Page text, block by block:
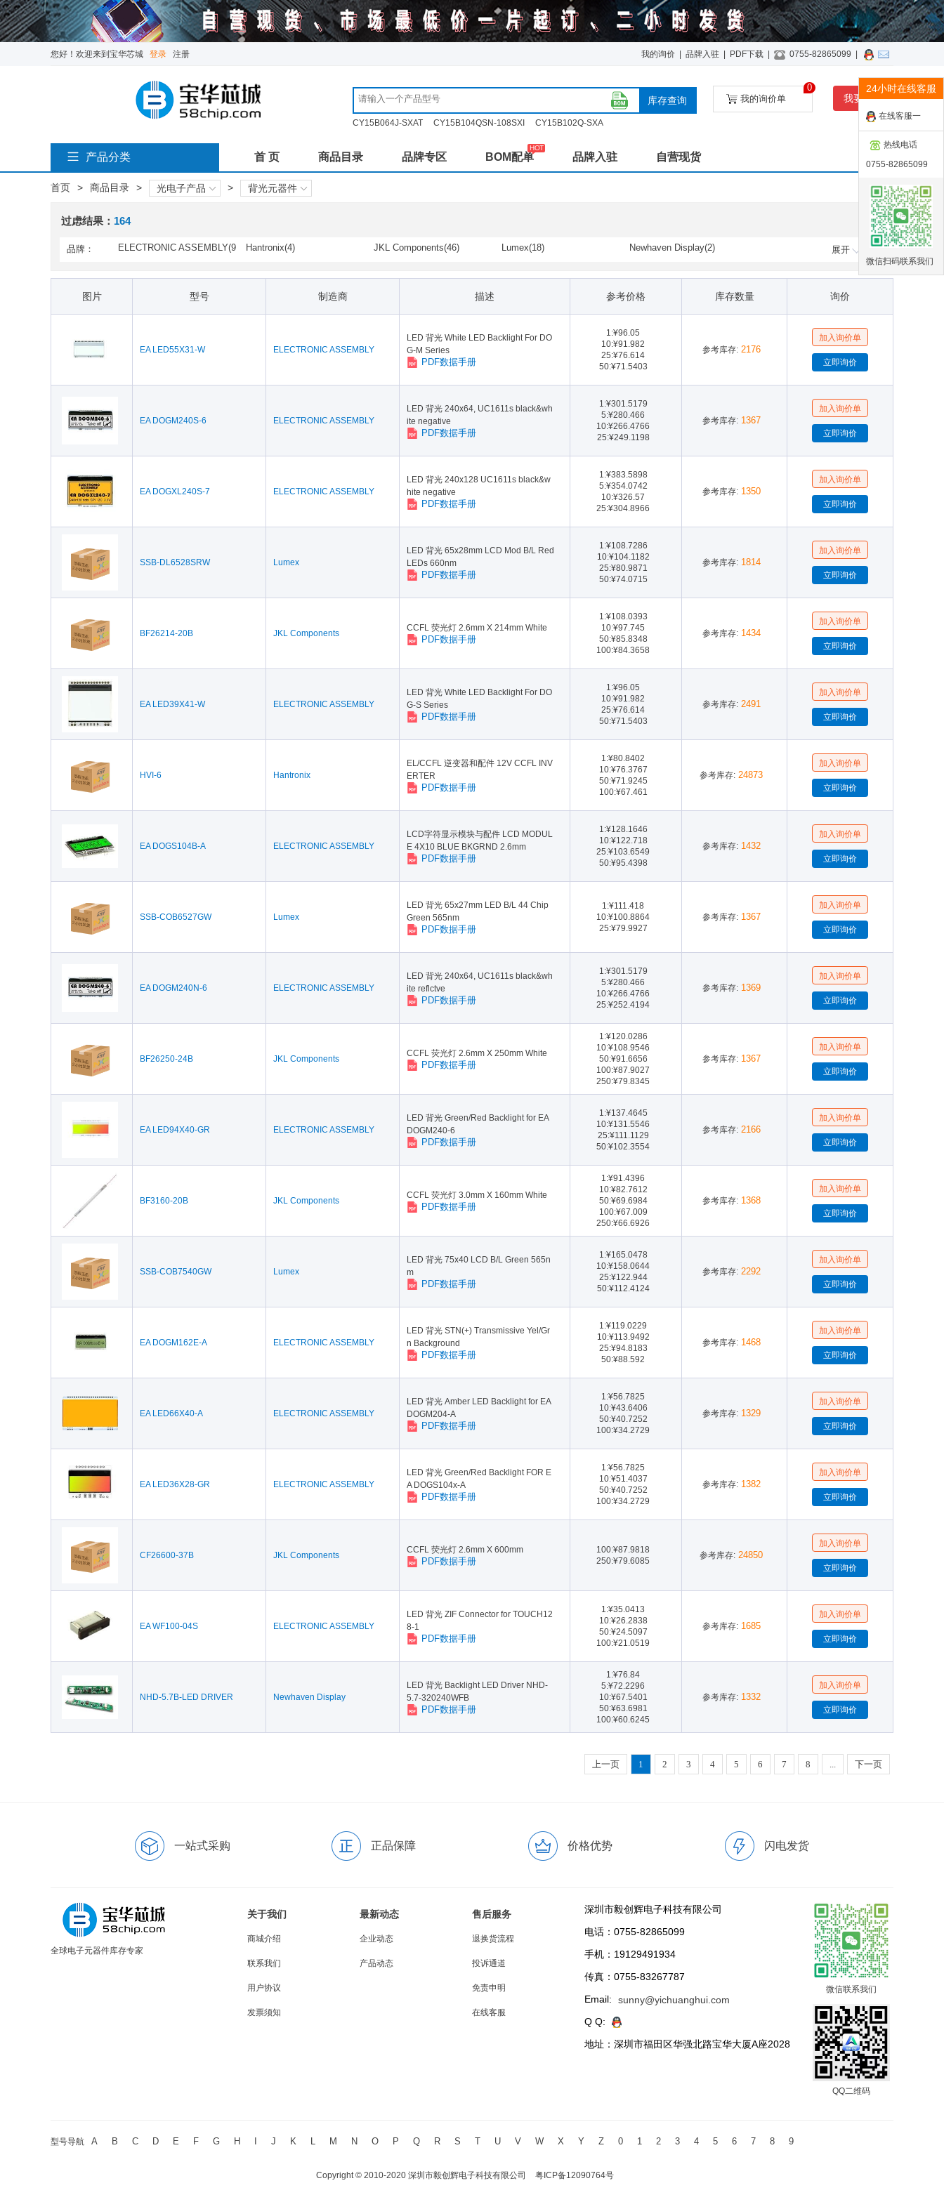
您好！欢迎来到宝华芯城 登录 注册 我的询价 品牌入驻 PDF下载 0755-82865099
库存查询
CY15B064J-SXAT CY15B104QSN-108SXI CY15B102Q-SXA
我的询价单
0
我要询价
产品分类 首 页 商品目录 品牌专区 BOM配单 品牌入驻 自营现货
首页 > 商品目录 > 光电子产品 > 背光元器件
过虑结果： 164
品牌：
ELECTRONIC ASSEMBLY(9
Hantronix(4) JKL Components(46) Lumex(18)
Newhaven Display(2)
展开
图片 型号 制造商 描述 参考价格 库存数量 询价
EA LED55X31-W ELECTRONIC ASSEMBLY
LED 背光 White LED Backlight For DO
G-M Series
PDF数据手册
1:¥96.05
10:¥91.982
25:¥76.614
50:¥71.5403
参考库存: 2176
EA DOGM240S-6 ELECTRONIC ASSEMBLY
LED 背光 240x64, UC1611s black&wh
ite negative
PDF数据手册
1:¥301.5179
5:¥280.466
10:¥266.4766
25:¥249.1198
参考库存: 1367
EA DOGXL240S-7 ELECTRONIC ASSEMBLY
LED 背光 240x128 UC1611s black&w
hite negative
PDF数据手册
1:¥383.5898
5:¥354.0742
10:¥326.57
25:¥304.8966
参考库存: 1350
SSB-DL6528SRW Lumex
LED 背光 65x28mm LCD Mod B/L Red
LEDs 660nm
PDF数据手册
1:¥108.7286
10:¥104.1182
25:¥80.9871
50:¥74.0715
参考库存: 1814
BF26214-20B JKL Components
CCFL 荧光灯 2.6mm X 214mm White
PDF数据手册
1:¥108.0393
10:¥97.745
50:¥85.8348
100:¥84.3658
参考库存: 1434
EA LED39X41-W ELECTRONIC ASSEMBLY
LED 背光 White LED Backlight For DO
G-S Series
PDF数据手册
1:¥96.05
10:¥91.982
25:¥76.614
50:¥71.5403
参考库存: 2491
HVI-6 Hantronix
EL/CCFL 逆变器和配件 12V CCFL INV
ERTER
PDF数据手册
1:¥80.8402
10:¥76.3767
50:¥71.9245
100:¥67.461
参考库存: 24873
EA DOGS104B-A ELECTRONIC ASSEMBLY
LCD字符显示模块与配件 LCD MODUL
E 4X10 BLUE BKGRND 2.6mm
PDF数据手册
1:¥128.1646
10:¥122.718
25:¥103.6549
50:¥95.4398
参考库存: 1432
SSB-COB6527GW Lumex
LED 背光 65x27mm LED B/L 44 Chip
Green 565nm
PDF数据手册
1:¥111.418
10:¥100.8864
25:¥79.9927
参考库存: 1367
EA DOGM240N-6 ELECTRONIC ASSEMBLY
LED 背光 240x64, UC1611s black&wh
ite reflctve
PDF数据手册
1:¥301.5179
5:¥280.466
10:¥266.4766
25:¥252.4194
参考库存: 1369
BF26250-24B JKL Components
CCFL 荧光灯 2.6mm X 250mm White
PDF数据手册
1:¥120.0286
10:¥108.9546
50:¥91.6656
100:¥87.9027
250:¥79.8345
参考库存: 1367
EA LED94X40-GR ELECTRONIC ASSEMBLY
LED 背光 Green/Red Backlight for EA
DOGM240-6
PDF数据手册
1:¥137.4645
10:¥131.5546
25:¥111.1129
50:¥102.3554
参考库存: 2166
BF3160-20B JKL Components
CCFL 荧光灯 3.0mm X 160mm White
PDF数据手册
1:¥91.4396
10:¥82.7612
50:¥69.6984
100:¥67.009
250:¥66.6926
参考库存: 1368
SSB-COB7540GW Lumex
LED 背光 75x40 LCD B/L Green 565n
m
PDF数据手册
1:¥165.0478
10:¥158.0644
25:¥122.944
50:¥112.4124
参考库存: 2292
EA DOGM162E-A ELECTRONIC ASSEMBLY
LED 背光 STN(+) Transmissive Yel/Gr
n Background
PDF数据手册
1:¥119.0229
10:¥113.9492
25:¥94.8183
50:¥88.592
参考库存: 1468
EA LED66X40-A ELECTRONIC ASSEMBLY
LED 背光 Amber LED Backlight for EA
DOGM204-A
PDF数据手册
1:¥56.7825
10:¥43.6406
50:¥40.7252
100:¥34.2729
参考库存: 1329
EA LED36X28-GR ELECTRONIC ASSEMBLY
LED 背光 Green/Red Backlight FOR E
A DOGS104x-A
PDF数据手册
1:¥56.7825
10:¥51.4037
50:¥40.7252
100:¥34.2729
参考库存: 1382
CF26600-37B JKL Components
CCFL 荧光灯 2.6mm X 600mm
PDF数据手册
100:¥87.9818
250:¥79.6085
参考库存: 24850
EA WF100-04S ELECTRONIC ASSEMBLY
LED 背光 ZIF Connector for TOUCH12
8-1
PDF数据手册
1:¥35.0413
10:¥26.2838
50:¥24.5097
100:¥21.0519
参考库存: 1685
NHD-5.7B-LED DRIVER Newhaven Display
LED 背光 Backlight LED Driver NHD-
5.7-320240WFB
PDF数据手册
1:¥76.84
5:¥72.2296
10:¥67.5401
50:¥63.6981
100:¥60.6245
参考库存: 1332
上一页 1 2 3 4 5 6 7 8 ... 下一页
一站式采购 正品保障 价格优势 闪电发货
全球电子元器件库存专家
关于我们
商城介绍
联系我们
用户协议
发票须知
最新动态
企业动态
产品动态
售后服务
退换货流程
投诉通道
免责申明
在线客服
深圳市毅创辉电子科技有限公司
电话：0755-82865099
手机：19129491934
传真：0755-83267787
Email:
sunny@yichuanghui.com
Q Q:
地址：深圳市福田区华强北路宝华大厦A座2028
微信联系我们
QQ二维码
型号导航 A B C D E F G H J K L M N O P Q R S T U V W X Y Z 0 1 2 3 4 5 6 7 8 9
Copyright © 2010-2020 深圳市毅创辉电子科技有限公司 粤ICP备12090764号
24小时在线客服
在线客服一
热线电话
0755-82865099
微信扫码联系我们